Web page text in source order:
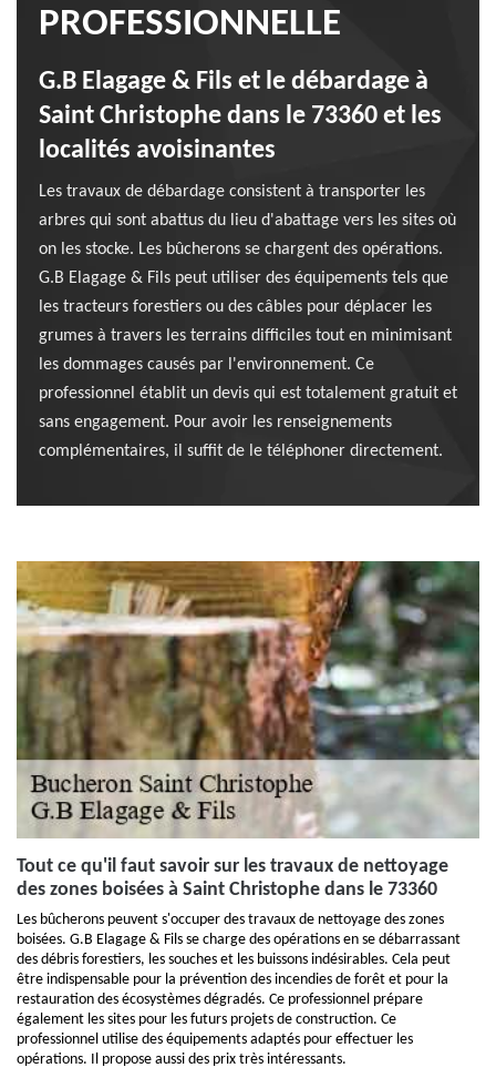
PROFESSIONNELLE
G.B Elagage & Fils et le débardage à
Saint Christophe dans le 73360 et les
localités avoisinantes
Les travaux de débardage consistent à transporter les
arbres qui sont abattus du lieu d'abattage vers les sites où
on les stocke. Les bûcherons se chargent des opérations.
G.B Elagage & Fils peut utiliser des équipements tels que
les tracteurs forestiers ou des câbles pour déplacer les
grumes à travers les terrains difficiles tout en minimisant
les dommages causés par l'environnement. Ce
professionnel établit un devis qui est totalement gratuit et
sans engagement. Pour avoir les renseignements
complémentaires, il suffit de le téléphoner directement.
Tout ce qu'il faut savoir sur les travaux de nettoyage
des zones boisées à Saint Christophe dans le 73360
Les bûcherons peuvent s'occuper des travaux de nettoyage des zones
boisées. G.B Elagage & Fils se charge des opérations en se débarrassant
des débris forestiers, les souches et les buissons indésirables. Cela peut
être indispensable pour la prévention des incendies de forêt et pour la
restauration des écosystèmes dégradés. Ce professionnel prépare
également les sites pour les futurs projets de construction. Ce
professionnel utilise des équipements adaptés pour effectuer les
opérations. Il propose aussi des prix très intéressants.